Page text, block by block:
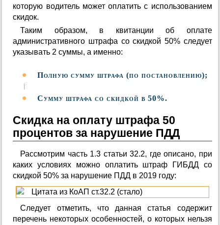
которую водитель может оплатить с использованием
скидок.
Таким образом, в квитанции об оплате
административного штрафа со скидкой 50% следует
указывать 2 суммы, а именно:
Полную сумму штрафа (по постановлению);
Сумму штрафа со скидкой в 50%.
Скидка на оплату штрафа 50
процентов за нарушение ПДД
Рассмотрим часть 1.3 статьи 32.2, где описано, при
каких условиях можно оплатить штраф ГИБДД со
скидкой 50% за нарушение ПДД в 2019 году:
Следует отметить, что данная статья содержит
перечень некоторых особенностей, о которых нельзя